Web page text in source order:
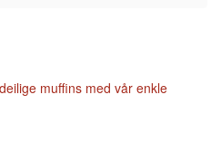
muffins med vår enkle